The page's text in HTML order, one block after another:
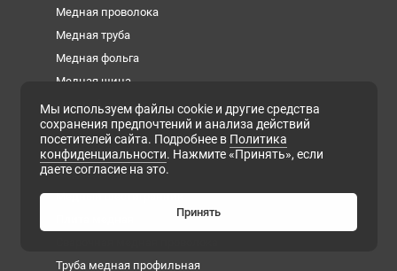
Медная проволока
Медная труба
Медная фольга
Медная шина
Медный квадрат
Медный круг
Медный лист
Медный пруток
Медный шестигранник
Труба медная профильная
Мы используем файлы cookie и другие средства
сохранения предпочтений и анализа действий
посетителей сайта. Подробнее в Политика
конфиденциальности. Нажмите «Принять», если
даете согласие на это.
Принять